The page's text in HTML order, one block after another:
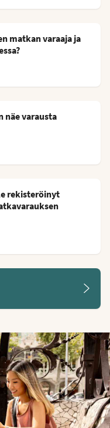
matkan varaaja ja
näe varausta
rekisteröinyt